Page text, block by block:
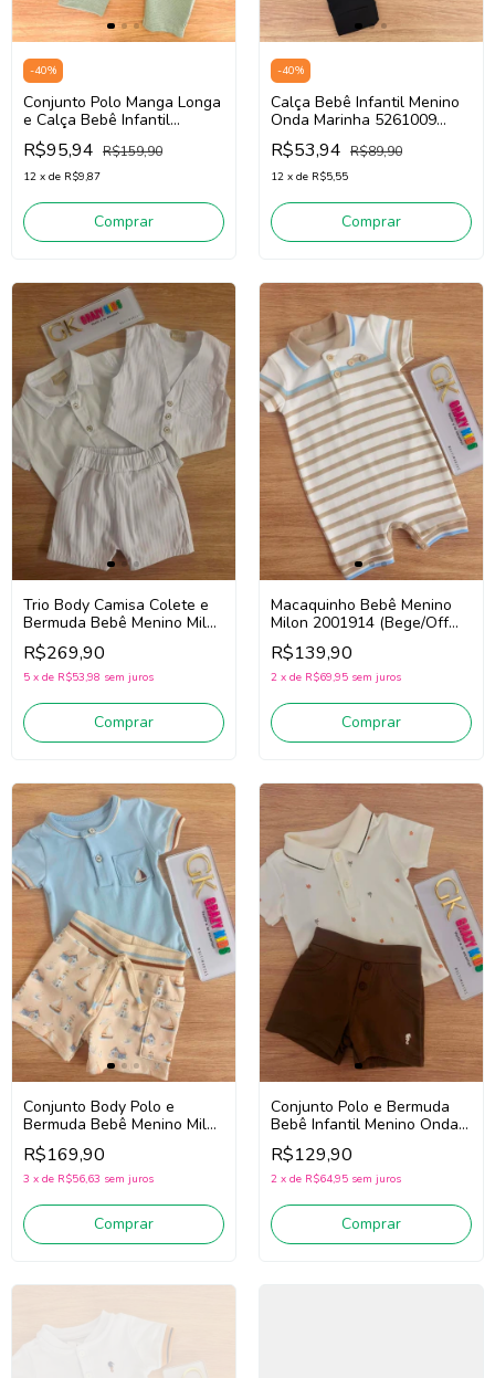
-40%
Conjunto Polo Manga Longa
e Calça Bebê Infantil
Menino Onda Marinha
1261009 (Marinho/Verde)
R$95,94 R$159,90
12 x de R$9,87
Comprar
-40%
Calça Bebê Infantil Menino
Onda Marinha 5261009
(Preto)
R$53,94 R$89,90
12 x de R$5,55
Comprar
Trio Body Camisa Colete e
Bermuda Bebê Menino Milon
2001630 (Branco)
R$269,90
5 x de R$53,98 sem juros
Comprar
Macaquinho Bebê Menino
Milon 2001914 (Bege/Off
White)
R$139,90
2 x de R$69,95 sem juros
Comprar
Conjunto Body Polo e
Bermuda Bebê Menino Milon
2001866 (Azul/Bege)
R$169,90
3 x de R$56,63 sem juros
Comprar
Conjunto Polo e Bermuda
Bebê Infantil Menino Onda
Marinha 1263038 (Off
White/Marrom)
R$129,90
2 x de R$64,95 sem juros
Comprar